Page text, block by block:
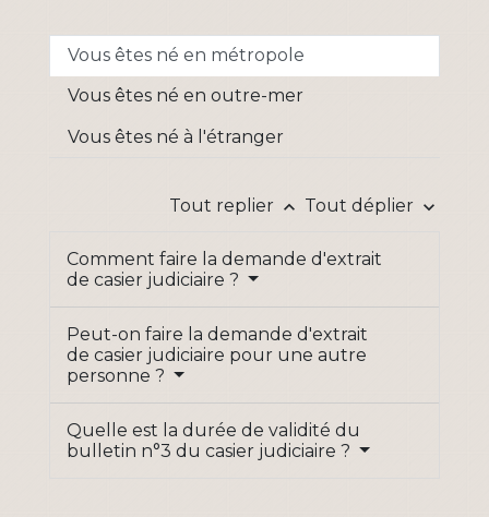
Vous êtes né en métropole
Vous êtes né en outre-mer
Vous êtes né à l'étranger
Tout replier keyboard_arrow_up Tout déplier keyboard_arrow_down
Comment faire la demande d'extrait
de casier judiciaire ?
Peut-on faire la demande d'extrait
de casier judiciaire pour une autre
personne ?
Quelle est la durée de validité du
bulletin n°3 du casier judiciaire ?